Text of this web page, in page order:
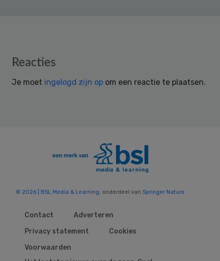
Reader
Reacties
Je moet ingelogd zijn op om een reactie te plaatsen.
© 2026 | BSL Media & Learning, onderdeel van Springer Nature
Contact
Adverteren
Privacy statement
Cookies
Voorwaarden